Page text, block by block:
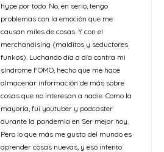
hype por todo. No, en serio, tengo
problemas con la emoción que me
causan miles de cosas. Y con el
merchandising (malditos y seductores
funkos). Luchando día a día contra mi
síndrome FOMO, hecho que me hace
almacenar información de más sobre
cosas que no interesan a nadie. Como la
mayoría, fui youtuber y podcaster
durante la pandemia en Ser mejor hoy.
Pero lo que más me gusta del mundo es
aprender cosas nuevas, y eso intento